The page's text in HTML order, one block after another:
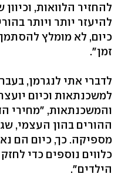
להחזיר הלוואות,
להיעזר יותר ויותר
כיום, לא מומלץ
זמן‭."‬
לדברי אתי לנגרמן,
למשכנתאות וכיום
והמשכנתאות, "מחירי
ההורים בהון העצמי,
מספיקה. כך, כיום הם
כלווים נוספים כדי
הילדים‭."‬